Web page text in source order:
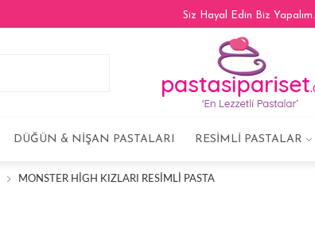
Siz Hayal Edin Biz Yapalım.
DÜĞÜN & NIŞAN PASTALARI RESIMLI PASTALAR
MONSTER HIGH KIZLARI RESIMLI PASTA